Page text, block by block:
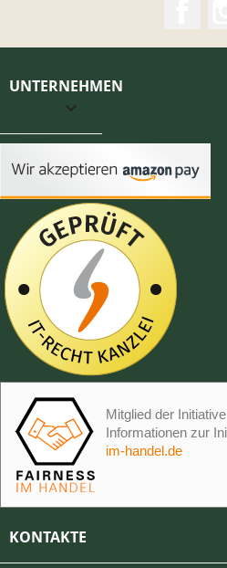
UNTERNEHMEN

Mitglied der
Informationen zur
im-handel.de
KONTAKTE